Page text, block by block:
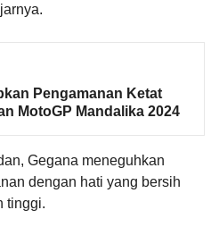
Pengamanan Ketat
MotoGP Mandalika 2024
Gegana meneguhkan
dengan hati yang bersih
tinggi.